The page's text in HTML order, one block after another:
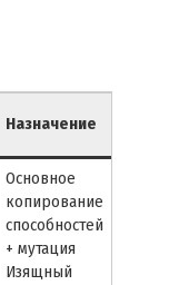
Назначение
Основное
копирование
способностей
+ мутация
Изящный